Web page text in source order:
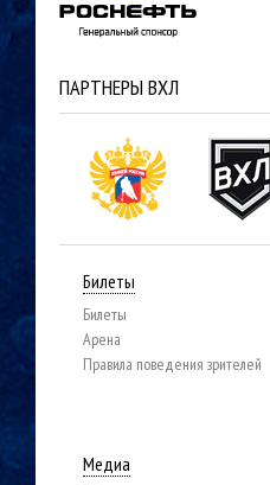
ПАРТНЕРЫ ВХЛ
Билеты
Билеты
Арена
Правила поведения зрителей
Медиа